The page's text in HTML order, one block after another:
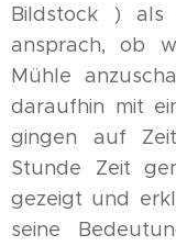
Bildstock )
ansprach, ob
Mühle
daraufhin mit
gingen auf
Stunde Zeit
gezeigt und
seine